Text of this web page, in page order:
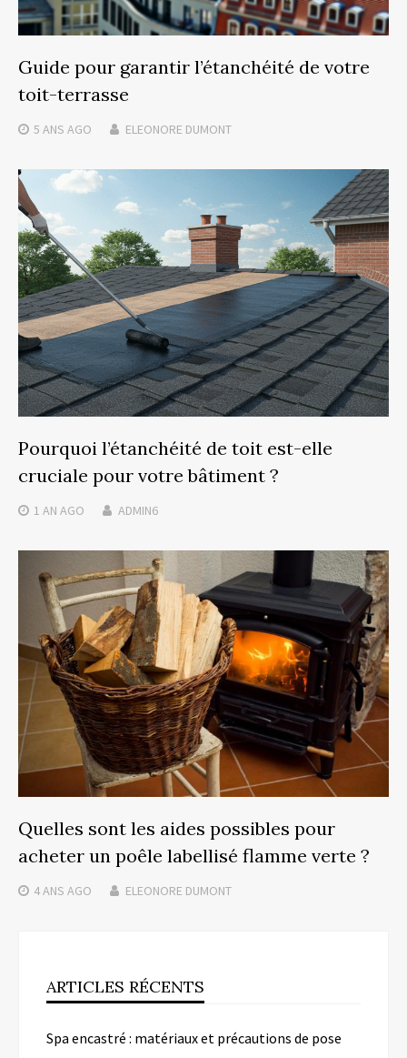
Guide pour garantir l’étanchéité de votre
toit-terrasse
5 ANS AGO ELEONORE DUMONT
Pourquoi l’étanchéité de toit est-elle
cruciale pour votre bâtiment ?
1 AN AGO ADMIN6
Quelles sont les aides possibles pour
acheter un poêle labellisé flamme verte ?
4 ANS AGO ELEONORE DUMONT
ARTICLES RÉCENTS
Spa encastré : matériaux et précautions de pose